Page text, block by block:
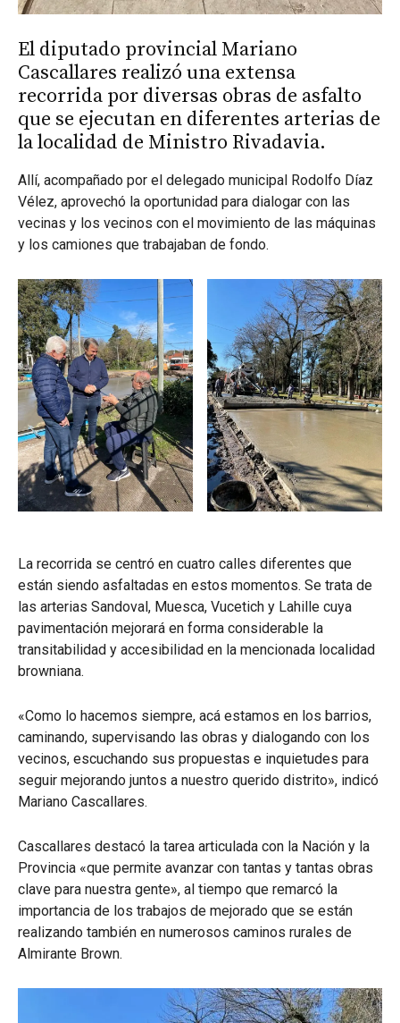
El diputado provincial Mariano
Cascallares realizó una extensa
recorrida por diversas obras de asfalto
que se ejecutan en diferentes arterias de
la localidad de Ministro Rivadavia.
Allí, acompañado por el delegado municipal Rodolfo Díaz
Vélez, aprovechó la oportunidad para dialogar con las
vecinas y los vecinos con el movimiento de las máquinas
y los camiones que trabajaban de fondo.
La recorrida se centró en cuatro calles diferentes que
están siendo asfaltadas en estos momentos. Se trata de
las arterias Sandoval, Muesca, Vucetich y Lahille cuya
pavimentación mejorará en forma considerable la
transitabilidad y accesibilidad en la mencionada localidad
browniana.
«Como lo hacemos siempre, acá estamos en los barrios,
caminando, supervisando las obras y dialogando con los
vecinos, escuchando sus propuestas e inquietudes para
seguir mejorando juntos a nuestro querido distrito», indicó
Mariano Cascallares.
Cascallares destacó la tarea articulada con la Nación y la
Provincia «que permite avanzar con tantas y tantas obras
clave para nuestra gente», al tiempo que remarcó la
importancia de los trabajos de mejorado que se están
realizando también en numerosos caminos rurales de
Almirante Brown.